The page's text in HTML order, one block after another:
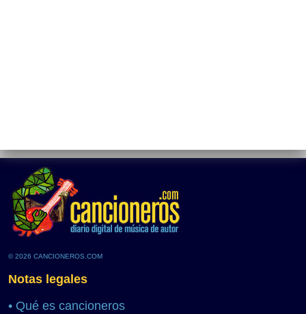
© 2026 CANCIONEROS.COM
Notas legales
• Qué es cancioneros